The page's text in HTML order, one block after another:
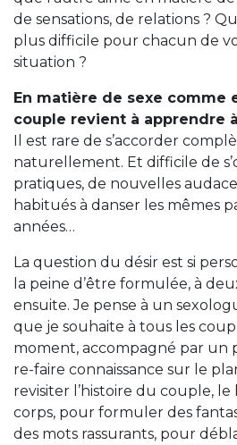
de sensations, de relations ?
plus difficile pour chacun de
situation ?
En matière de sexe comme
couple revient à apprendre
Il est rare de s’accorder
naturellement. Et difficile de
pratiques, de nouvelles
habitués à danser les mêmes
années…
La question du désir est si
la peine d’être formulée, à
ensuite. Je pense à un
que je souhaite à tous les
moment, accompagné par un
re-faire connaissance sur le
revisiter l’histoire du couple,
corps, pour formuler des
des mots rassurants, pour